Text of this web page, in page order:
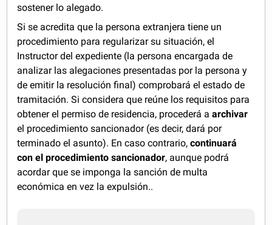
sostener lo alegado.
Si se acredita que la persona extranjera tiene un
procedimiento para regularizar su situación, el
Instructor del expediente (la persona encargada de
analizar las alegaciones presentadas por la persona y
de emitir la resolución final) comprobará el estado de
tramitación. Si considera que reúne los requisitos para
obtener el permiso de residencia, procederá aarchivar
el procedimiento sancionador (es decir, dará por
terminado el asunto). En caso contrario,continuará
con el procedimiento sancionador, aunque podrá
acordar que se imponga la sanción de multa
económica en vez la expulsión..